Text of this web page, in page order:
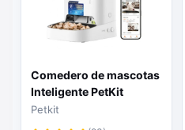
Comedero de mascotas
Inteligente PetKit
YumShare Dual-Hopper
2/ Cámara HD/ con
Petkit